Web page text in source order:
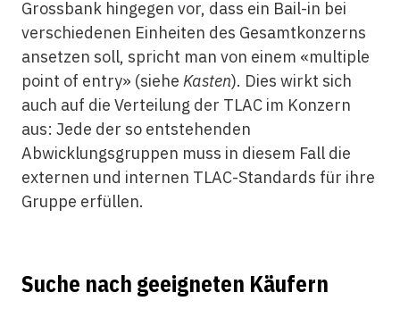
Grossbank hingegen vor, dass ein Bail-in bei
verschiedenen Einheiten des Gesamtkonzerns
ansetzen soll, spricht man von einem «multiple
point of entry» (siehe Kasten). Dies wirkt sich
auch auf die Verteilung der TLAC im Konzern
aus: Jede der so entstehenden
Abwicklungsgruppen muss in diesem Fall die
externen und internen TLAC-Standards für ihre
Gruppe erfüllen.
Suche nach geeigneten Käufern